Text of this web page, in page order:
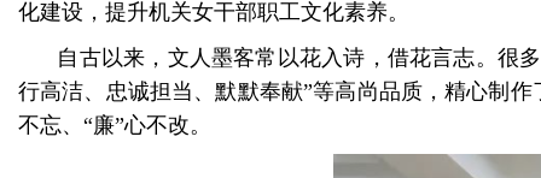
化建设，提升机关女干部职工文化素养。
自古以来，文人墨客常以花入诗，借花言志。很
行高洁、忠诚担当、默默奉献”等高尚品质，精心制
不忘、“廉”心不改。